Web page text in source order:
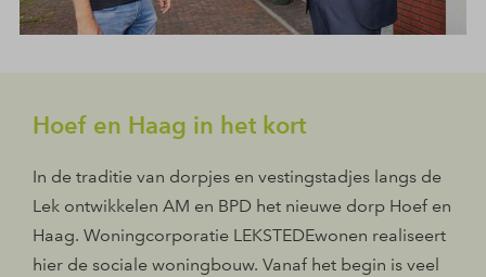
Hoef en Haag in het kort
In de traditie van dorpjes en vestingstadjes langs de
Lek ontwikkelen AM en BPD het nieuwe dorp Hoef en
Haag. Woningcorporatie LEKSTEDEwonen realiseert
hier de sociale woningbouw. Vanaf het begin is veel